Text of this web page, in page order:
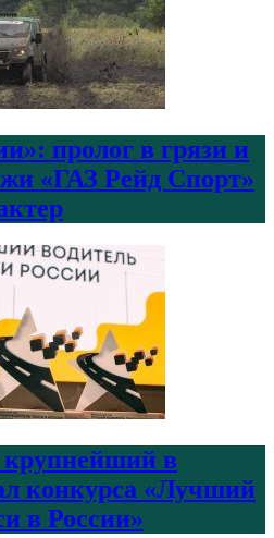
пролог в грязи и
«ГАЗ Рейд Спорт»
в
конкурса «Лучший
в России»